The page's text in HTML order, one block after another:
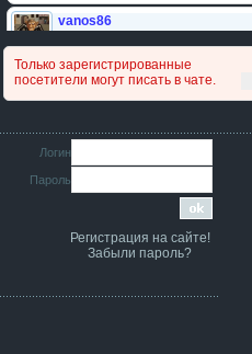
vanos86
сравнивал подушку акпп бензиновой и
дизельной машины намера
4578063AG и 4578061AG? По фото
iMrCoffeeBLR4
11 июля 2026
[b]era124[/b],
Ага понял буду знать спасибо
era124
7 июля 2026
разболтовка 5х114.3 спокойно
Только зарегистрированные
посетители могут писать в чате.
Логин
Пароль
Регистрация на сайте!
Забыли пароль?